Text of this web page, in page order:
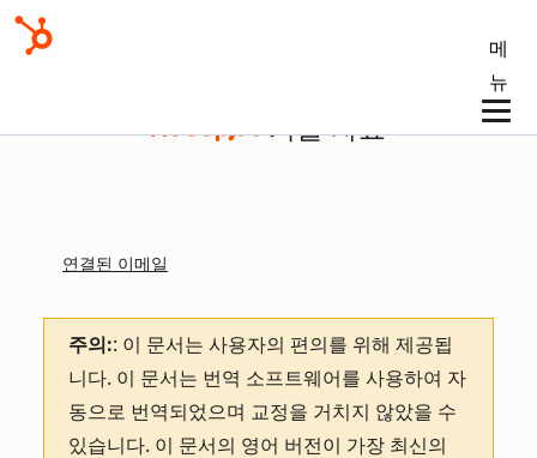
메
뉴
기술 자료
연결된 이메일
주의:: 이 문서는 사용자의 편의를 위해 제공됩
니다. 이 문서는 번역 소프트웨어를 사용하여 자
동으로 번역되었으며 교정을 거치지 않았을 수
있습니다. 이 문서의 영어 버전이 가장 최신의